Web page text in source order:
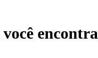
você